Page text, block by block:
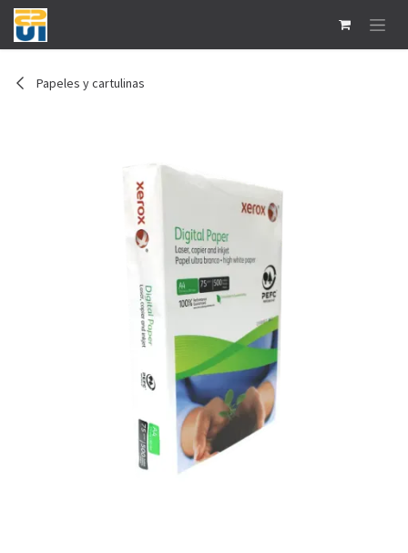
Ir al contenido
Papeles y cartulinas